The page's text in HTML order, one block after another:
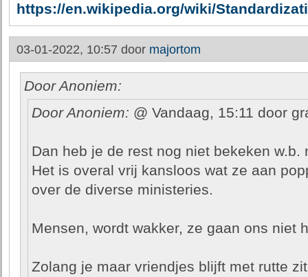
https://en.wikipedia.org/wiki/
03-01-2022, 10:57 door majortom
Door Anoniem:
Door Anoniem: @ Vandaag, 15:11 door
Dan heb je de rest nog niet bekeken w.b.
Het is overal vrij kansloos wat ze aan
over de diverse ministeries.
Mensen, wordt wakker, ze gaan ons niet
Zolang je maar vriendjes blijft met rutte